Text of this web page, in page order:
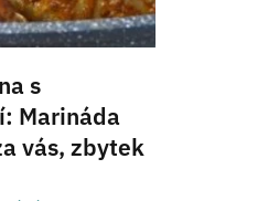
s
Marináda
vás, zbytek